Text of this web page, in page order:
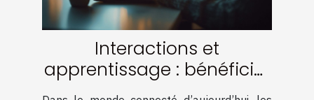
Interactions et
apprentissage : bénéficier
de la communauté en